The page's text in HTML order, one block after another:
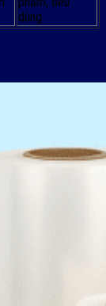
dùng